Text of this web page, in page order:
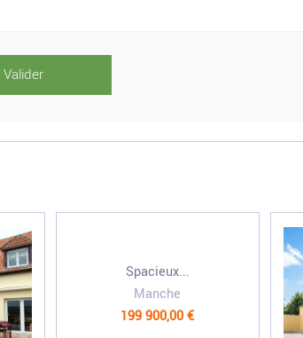
Spacieux...
Manche
199 900,00 €